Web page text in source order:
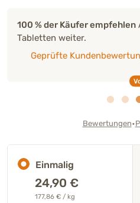
100 % der Käufer empfehlen
Tabletten weiter.
Geprüfte
Bewertungen•
Einmalig
24,90 €
177,86 € / kg